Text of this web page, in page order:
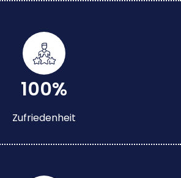
100%
Zufriedenheit